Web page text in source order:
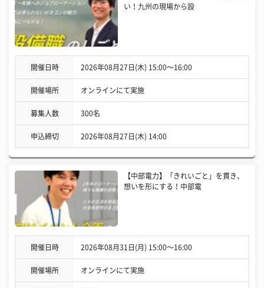
い！九州の現場から設
開催日時 2026年08月27日(木) 15:00〜16:00
開催場所 オンラインにて実施
募集人数 300名
申込締切 2026年08月27日(木) 14:00
【中部電力】「きれいごと」を貫き、
想いを形にする！中部電
開催日時 2026年08月31日(月) 15:00〜16:00
開催場所 オンラインにて実施